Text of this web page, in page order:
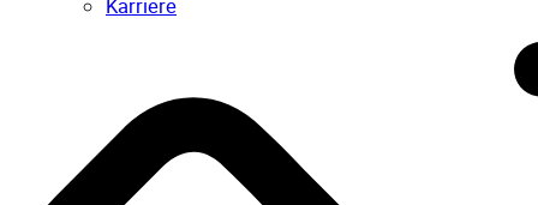
Karriere